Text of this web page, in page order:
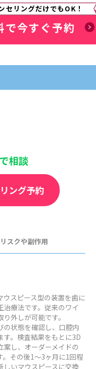
セリングだけでもOK！
で今すぐ予約
相談
ング予約
スクや副作用
スピース型の装置を歯に
療法です。従来のワイ
外しが可能です。
の状態を確認し、口腔内
す。検査結果をもとに3D
し、オーダーメイドの
その後1～3ヶ月に1回程
しいマウスピースに交換